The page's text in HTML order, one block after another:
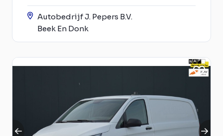
Autobedrijf J. Pepers B.V.
Beek En Donk